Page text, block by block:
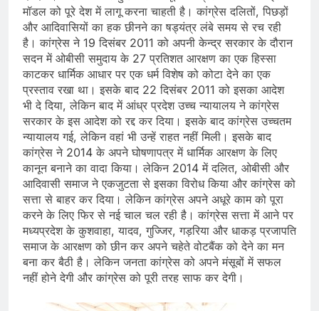
मॉडल को पूरे देश में लागू करना चाहती है। कांग्रेस दलितों, पिछड़ों
और आदिवासियों का हक छीनने का षड्यंत्र लंबे समय से रच रही
है। कांग्रेस ने 19 दिसंबर 2011 को अपनी केन्द्र सरकार के दौरान
सदन में ओबीसी समुदाय के 27 प्रतिशत आरक्षण का एक हिस्सा
काटकर धार्मिक आधार पर एक धर्म विशेष को कोटा देने का एक
प्रस्ताव रखा था। इसके बाद 22 दिसंबर 2011 को इसका आदेश
भी दे दिया, लेकिन बाद में आंध्र प्रदेश उच्च न्यायालय ने कांग्रेस
सरकार के इस आदेश को रद्द कर दिया। इसके बाद कांग्रेस उच्चतम
न्यायालय गई, लेकिन वहां भी उन्हें राहत नहीं मिली। इसके बाद
कांग्रेस ने 2014 के अपने घोषणापत्र में धार्मिक आरक्षण के लिए
कानून बनाने का वादा किया। लेकिन 2014 में दलित, ओबीसी और
आदिवासी समाज ने एकजुटता से इसका विरोध किया और कांग्रेस को
सत्ता से बाहर कर दिया। लेकिन कांग्रेस अपने अधूरे काम को पूरा
करने के लिए फिर से नई चाल चल रही है। कांग्रेस सत्ता में आने पर
मध्यप्रदेश के कुशवाहा, यादव, गुज्जिर, गड़रिया और धाकड़ प्रजापति
समाज के आरक्षण को छीन कर अपने चहेते वोटबैंक को देने का मन
बना कर बैठी है। लेकिन जनता कांग्रेस को अपने मंसूबों में सफल
नहीं होने देगी और कांग्रेस को पूरी तरह साफ कर देगी।